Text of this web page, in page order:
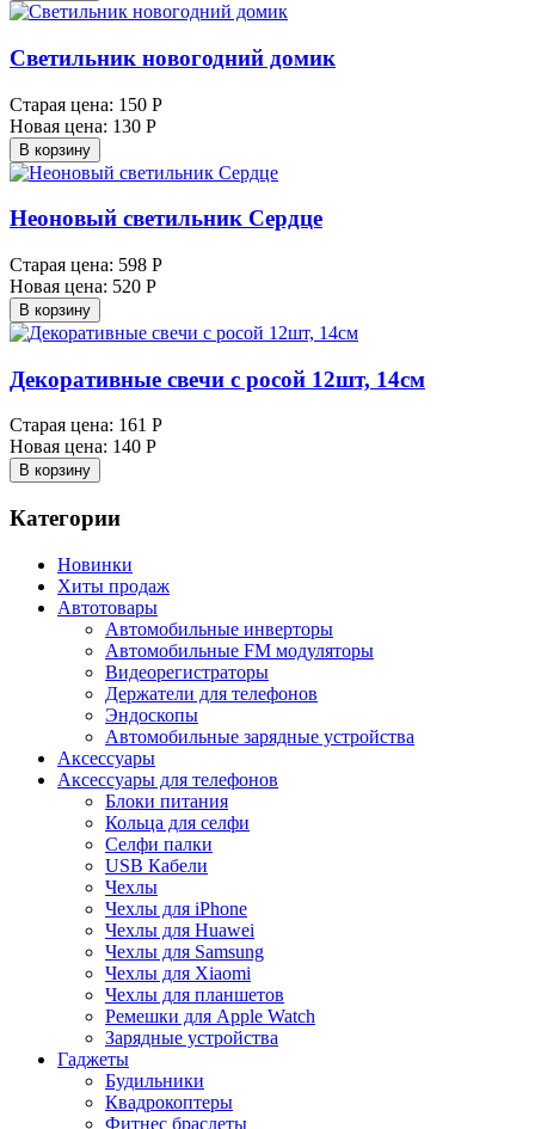
Светильник новогодний домик
Старая цена: 150 Р
Новая цена: 130 Р
В корзину
Неоновый светильник Сердце
Старая цена: 598 Р
Новая цена: 520 Р
В корзину
Декоративные свечи с росой 12шт, 14см
Старая цена: 161 Р
Новая цена: 140 Р
В корзину
Категории
Новинки
Хиты продаж
Автотовары
Автомобильные инверторы
Автомобильные FM модуляторы
Видеорегистраторы
Держатели для телефонов
Эндоскопы
Автомобильные зарядные устройства
Аксессуары
Аксессуары для телефонов
Блоки питания
Кольца для селфи
Селфи палки
USB Кабели
Чехлы
Чехлы для iPhone
Чехлы для Huawei
Чехлы для Samsung
Чехлы для Xiaomi
Чехлы для планшетов
Ремешки для Apple Watch
Зарядные устройства
Гаджеты
Будильники
Квадрокоптеры
Фитнес браслеты